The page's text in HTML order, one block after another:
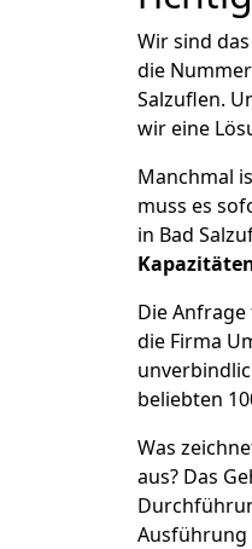
Wir sind
die
Salzuflen.
wir eine
Manchmal
muss es
in Bad
Die
die Firma
beliebten
Was
aus? Das
Ausführung